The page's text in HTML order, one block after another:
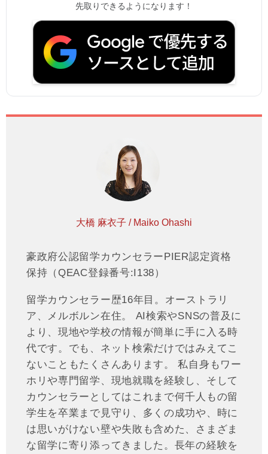
先取りできるようになります！
大橋 麻衣子 / Maiko Ohashi
豪政府公認留学カウンセラーPIER認定資格
保持（QEAC登録番号:I138）
留学カウンセラー歴16年目。オーストラリ
ア、メルボルン在住。 AI検索やSNSの普及に
より、現地や学校の情報が簡単に手に入る時
代です。でも、ネット検索だけではみえてこ
ないこともたくさんあります。 私自身もワー
ホリや専門留学、現地就職を経験し、そして
カウンセラーとしてはこれまで何千人もの留
学生を卒業まで見守り、多くの成功や、時に
は思いがけない壁や失敗も含めた、さまざま
な留学に寄り添ってきました。長年の経験を